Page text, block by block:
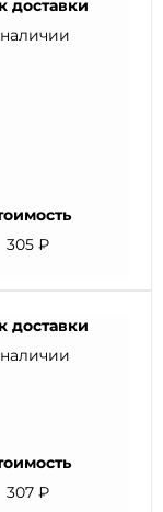
доставки
305 ₽
доставки
307 ₽